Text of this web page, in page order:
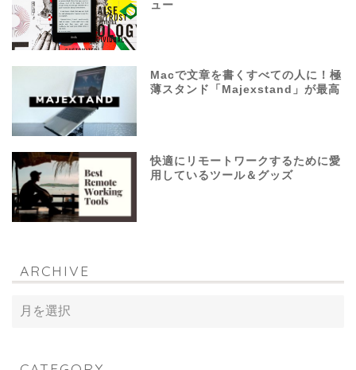
ュー
Macで文章を書くすべての人に！極
薄スタンド「Majexstand」が最高
快適にリモートワークするために愛
用しているツール＆グッズ
ARCHIVE